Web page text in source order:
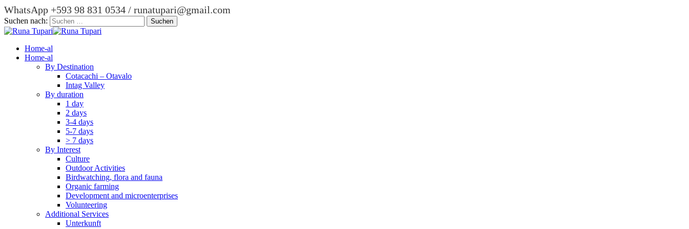
WhatsApp +593 98 831 0534 / runatupari@gmail.com
Suchen nach:
Home-al
Home-al
By Destination
Cotacachi – Otavalo
Intag Valley
By duration
1 day
2 days
3-4 days
5-7 days
> 7 days
By Interest
Culture
Outdoor Activities
Birdwatching, flora and fauna
Organic farming
Development and microenterprises
Volunteering
Additional Services
Unterkunft